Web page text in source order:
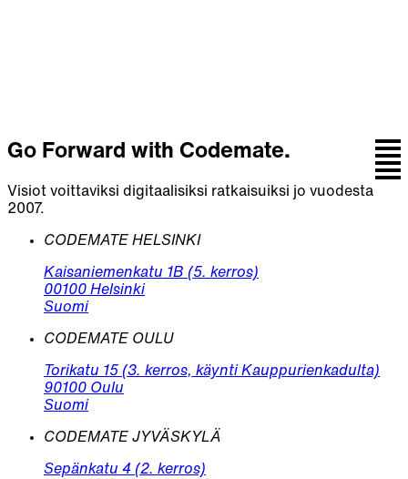
Go Forward with Codemate.
Visiot voittaviksi digitaalisiksi ratkaisuiksi jo vuodesta
2007.
CODEMATE HELSINKI
Kaisaniemenkatu 1B (5. kerros)
00100 Helsinki
Suomi
CODEMATE OULU
Torikatu 15 (3. kerros, käynti Kauppurienkadulta)
90100 Oulu
Suomi
CODEMATE JYVÄSKYLÄ
Sepänkatu 4 (2. kerros)